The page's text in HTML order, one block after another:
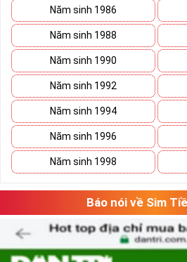
Năm sinh 1986
Năm sinh 1988
Năm sinh 1990
Năm sinh 1992
Năm sinh 1994
Năm sinh 1996
Năm sinh 1998
Báo nói về Sim